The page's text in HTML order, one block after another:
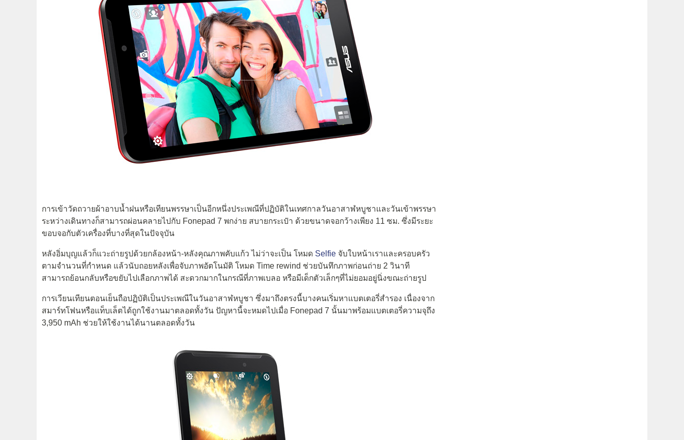
การเข้าวัดถวายผ้าอาบน้ำฝนหรือเทียนพรรษาเป็นอีกหนึ่งประเพณีที่ปฏิบัติในเทศกาลวันอาสาฬหบูชาและวันเข้าพรรษา
ระหว่างเดินทางก็สามารถผ่อนคลายไปกับ Fonepad 7 พกง่าย สบายกระเป๋า ด้วยขนาดจอกว้างเพียง 11 ซม. ซึ่งมีระยะ
ขอบจอกับตัวเครื่องที่บางที่สุดในปัจจุบัน
หลังอิ่มบุญแล้วก็แวะถ่ายรูปด้วยกล้องหน้า-หลังคุณภาพคับแก้ว ไม่ว่าจะเป็น โหมด Selfie จับใบหน้าเราและครอบครัว
ตามจำนวนที่กำหนด แล้วนับถอยหลังเพื่อจับภาพอัตโนมัติ โหมด Time rewind ช่วยบันทึกภาพก่อนถ่าย 2 วินาที
สามารถย้อนกลับหรือขยับไปเลือกภาพได้ สะดวกมากในกรณีที่ภาพเบลอ หรือมีเด็กตัวเล็กๆที่ไม่ยอมอยู่นิ่งขณะถ่ายรูป
การเวียนเทียนตอนเย็นถือปฏิบัติเป็นประเพณีในวันอาสาฬหบูชา ซึ่งมาถึงตรงนี้บางคนเริ่มหาแบตเตอรี่สำรอง เนื่องจาก
สมาร์ทโฟนหรือแท็บเล็ตได้ถูกใช้งานมาตลอดทั้งวัน ปัญหานี้จะหมดไปเมื่อ Fonepad 7 นั้นมาพร้อมแบตเตอรี่ความจุถึง
3,950 mAh ช่วยให้ใช้งานได้นานตลอดทั้งวัน